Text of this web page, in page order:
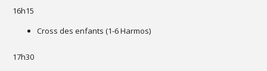
16h15
Cross des enfants (1-6 Harmos)
17h30